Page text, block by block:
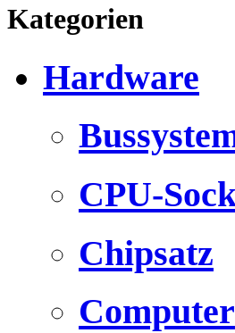
Kategorien
Hardware
CPU-
Chipsatz
Computer